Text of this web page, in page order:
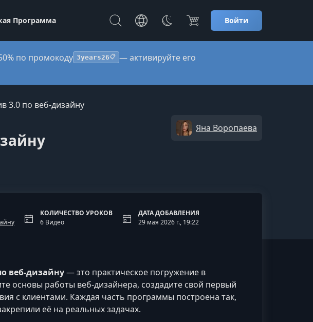
Программа Войти
по промокоду 3years26📋 — активируйте его
3.0 по веб-дизайну
Яна Воропаева
КОЛИЧЕСТВО УРОКОВ
6 Видео
ДАТА ДОБАВЛЕНИЯ
29 мая 2026 г., 19:22
веб‑дизайну— это практическое погружение в
основы работы веб‑дизайнера, создадите свой первый
с клиентами. Каждая часть программы построена так,
её на реальных задачах.